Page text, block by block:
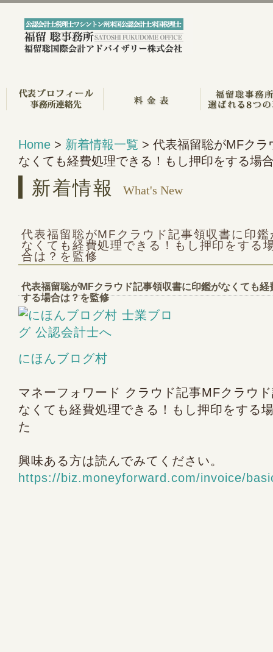
Home > 新着情報一覧 > 代表福留聡がMFク
なくても経費処理できる！もし押印をする場
新着情報 What's New
代表福留聡がMFクラウド記事領収書に印鑑
なくても経費処理できる！もし押印をする
合は？を監修
代表福留聡がMFクラウド記事領収書に印鑑がなくても
する場合は？を監修
にほんブログ村
マネーフォワード クラウド記事MFクラウ
なくても経費処理できる！もし押印をする
た
興味ある方は読んでみてください。
https://biz.moneyforward.com/invoice/